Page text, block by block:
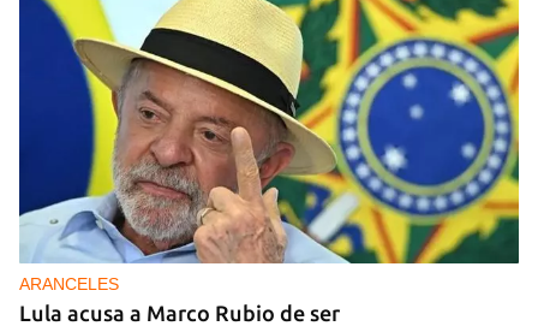
ARANCELES
Lula acusa a Marco Rubio de ser